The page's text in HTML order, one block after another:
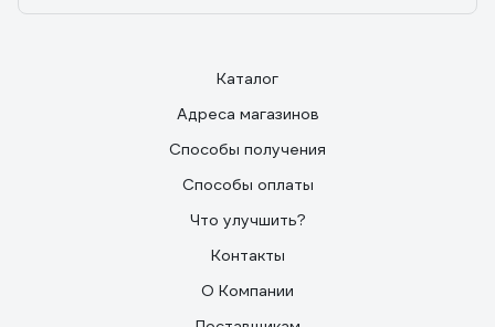
Каталог
Адреса магазинов
Способы получения
Способы оплаты
Что улучшить?
Контакты
О Компании